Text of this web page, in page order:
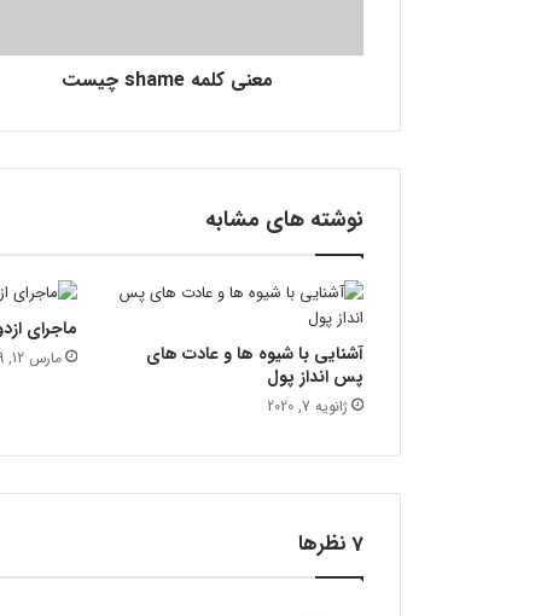
s
m
ی
س
ت
معنی کلمه shame چیست
نوشته های مشابه
آشنایی با شیوه ها و عادت های
پس انداز پول
ژانویه 7, 2020
ماجرای
مارس 12, 2019
‫7 نظرها